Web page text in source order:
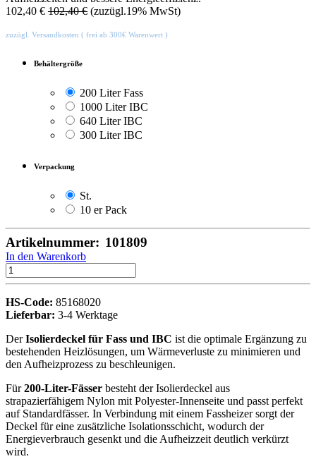
102,40 € 102,40€ (zuzügl.19% MwSt)
zuzügl. Versandkosten ( frei ab 300€ Warenwert )
Behältergröße
200 Liter Fass
1000 Liter IBC
640 Liter IBC
300 Liter IBC
Verpackung
St.
10 er Pack
Artikelnummer: 101809
In den Warenkorb
HS-Code: 85168020
Lieferbar: 3-4 Werktage
DerIsolierdeckel für Fass und IBC ist die optimale Ergänzung zu
bestehenden Heizlösungen, um Wärmeverluste zu minimieren und
den Aufheizprozess zu beschleunigen.
Für200-Liter-Fässer besteht der Isolierdeckel aus
strapazierfähigem Nylon mit Polyester-Innenseite und passt perfekt
auf Standardfässer. In Verbindung mit einem Fassheizer sorgt der
Deckel für eine zusätzliche Isolationsschicht, wodurch der
Energieverbrauch gesenkt und die Aufheizzeit deutlich verkürzt
wird.